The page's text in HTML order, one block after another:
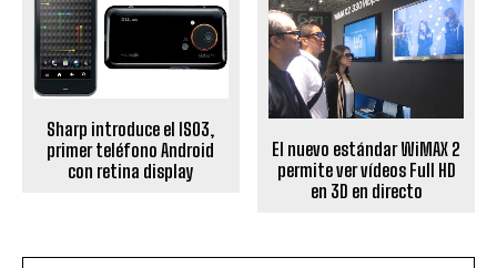
Sharp introduce el IS03,
primer teléfono Android
con retina display
El nuevo estándar WiMAX 2
permite ver vídeos Full HD
en 3D en directo